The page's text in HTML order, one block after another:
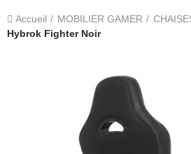
Accueil MOBILIER GAMER
Hybrok Fighter Noir